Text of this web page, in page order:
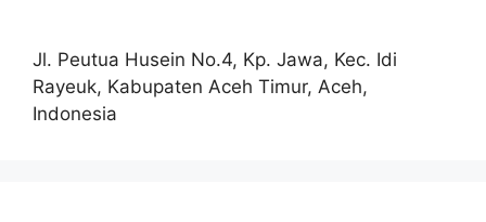
Jl. Peutua Husein No.4, Kp. Jawa, Kec. Idi
Rayeuk, Kabupaten Aceh Timur, Aceh,
Indonesia